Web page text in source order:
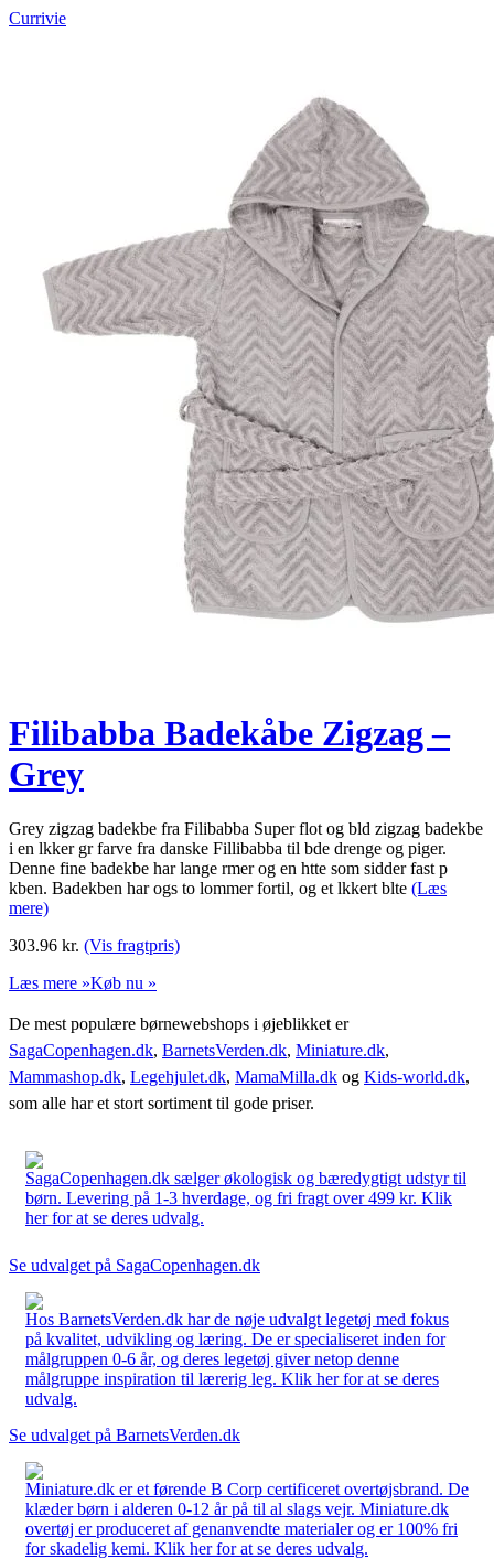
Currivie
Filibabba Badekåbe Zigzag –
Grey
Grey zigzag badekbe fra Filibabba Super flot og bld zigzag badekbe
i en lkker gr farve fra danske Fillibabba til bde drenge og piger.
Denne fine badekbe har lange rmer og en htte som sidder fast p
kben. Badekben har ogs to lommer fortil, og et lkkert blte (Læs
mere)
303.96 kr. (Vis fragtpris)
Læs mere »Køb nu »
De mest populære børnewebshops i øjeblikket er
SagaCopenhagen.dk, BarnetsVerden.dk, Miniature.dk,
Mammashop.dk, Legehjulet.dk, MamaMilla.dk og Kids-world.dk,
som alle har et stort sortiment til gode priser.
SagaCopenhagen.dk sælger økologisk og bæredygtigt udstyr til
børn. Levering på 1-3 hverdage, og fri fragt over 499 kr. Klik
her for at se deres udvalg.
Se udvalget på SagaCopenhagen.dk
Hos BarnetsVerden.dk har de nøje udvalgt legetøj med fokus
på kvalitet, udvikling og læring. De er specialiseret inden for
målgruppen 0-6 år, og deres legetøj giver netop denne
målgruppe inspiration til lærerig leg. Klik her for at se deres
udvalg.
Se udvalget på BarnetsVerden.dk
Miniature.dk er et førende B Corp certificeret overtøjsbrand. De
klæder børn i alderen 0-12 år på til al slags vejr. Miniature.dk
overtøj er produceret af genanvendte materialer og er 100% fri
for skadelig kemi. Klik her for at se deres udvalg.